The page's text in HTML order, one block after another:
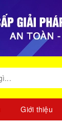
Giới thiệu